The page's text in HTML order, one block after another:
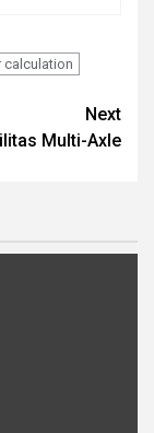
calculation
Next
Multi-Axle